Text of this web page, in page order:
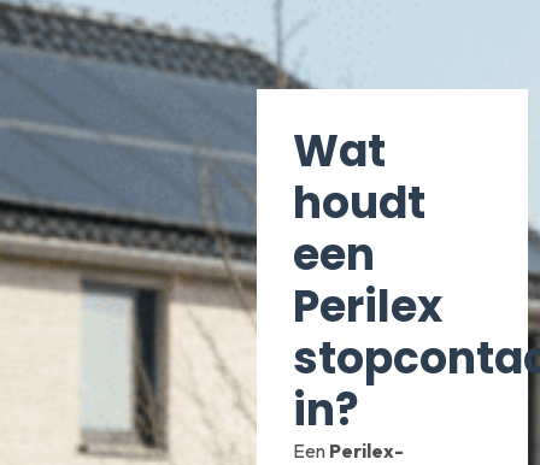
Wat
houdt
een
Perilex
in?
Een Perilex-